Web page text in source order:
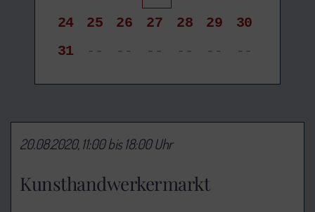
24
25 26 27 28 29
30
31
-- -- -- -- -- --
Kunsthandwerkermarkt
20.08.2020, 11:00 bis 18:00 Uhr